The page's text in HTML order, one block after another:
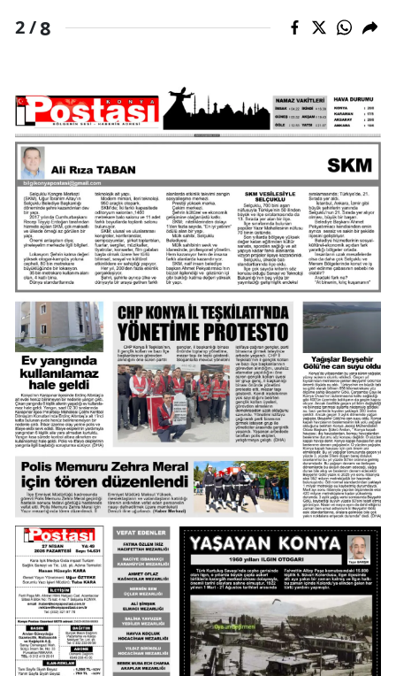
Yozgat
Aksaray
Bayburt
Karaman
Kırıkkale
Batman
Şırnak
Bartın
Ardahan
Iğdır
Yalova
Karabük
Kilis
Osmaniye
Düzce
2 /8